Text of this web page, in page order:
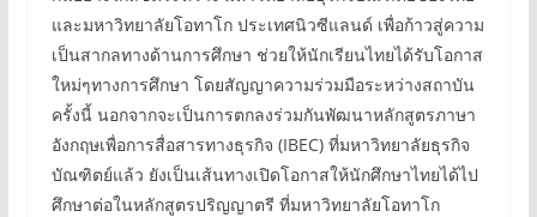
และมหาวิทยาลัยโอทาโก ประเทศนิวซีแลนด์ เพื่อก้าวสู่ความ
เป็นสากลทางด้านการศึกษา ช่วยให้นักเรียนไทยได้รับโอกาส
ใหม่ๆทางการศึกษา โดยสัญญาความร่วมมือระหว่างสถาบัน
ครั้งนี้ นอกจากจะเป็นการตกลงร่วมกันพัฒนาหลักสูตรภาษา
อังกฤษเพื่อการสื่อสารทางธุรกิจ (IBEC) ที่มหาวิทยาลัยธุรกิจ
บัณฑิตย์แล้ว ยังเป็นเส้นทางเปิดโอกาสให้นักศึกษาไทยได้ไป
ศึกษาต่อในหลักสูตรปริญญาตรี ที่มหาวิทยาลัยโอทาโก